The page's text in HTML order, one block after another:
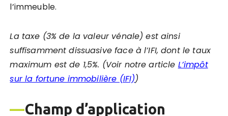
l’immeuble.
La taxe (3% de la valeur vénale) est ainsi
suffisamment dissuasive face à l’IFI, dont le taux
maximum est de 1,5%. (Voir notre article L’impôt
sur la fortune immobilière (IFI))
—Champ d’application